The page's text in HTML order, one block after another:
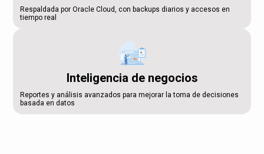
Respaldada por Oracle Cloud, con backups diarios y accesos en
tiempo real
Inteligencia de negocios
Reportes y análisis avanzados para mejorar la toma de decisiones
basada en datos